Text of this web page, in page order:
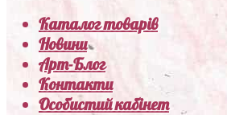
Каталог товарів
Новини
Арт-Блог
Контакти
Особистий кабінет